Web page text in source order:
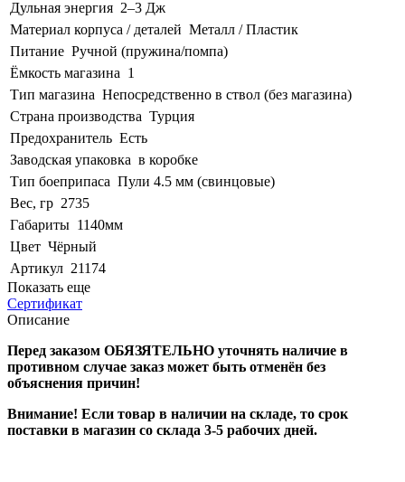
Дульная энергия 2–3 Дж
Материал корпуса / деталей Металл / Пластик
Питание Ручной (пружина/помпа)
Ёмкость магазина 1
Тип магазина Непосредственно в ствол (без магазина)
Страна производства Турция
Предохранитель Есть
Заводская упаковка в коробке
Тип боеприпаса Пули 4.5 мм (свинцовые)
Вес, гр 2735
Габариты 1140мм
Цвет Чёрный
Артикул 21174
Показать еще
Сертификат
Описание
Перед заказом ОБЯЗЯТЕЛЬНО уточнять наличие в
противном случае заказ может быть отменён без
объяснения причин!
Внимание! Если товар в наличии на складе, то срок
поставки в магазин со склада 3-5 рабочих дней.